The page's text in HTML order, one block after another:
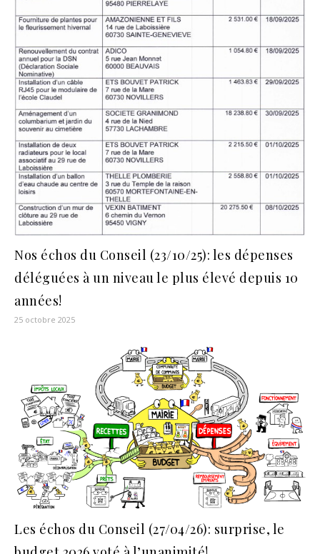
Nos échos du Conseil (23/10/25): les dépenses
déléguées à un niveau le plus élevé depuis 10
années!
25 octobre 2025
Les échos du Conseil (27/04/26): surprise, le